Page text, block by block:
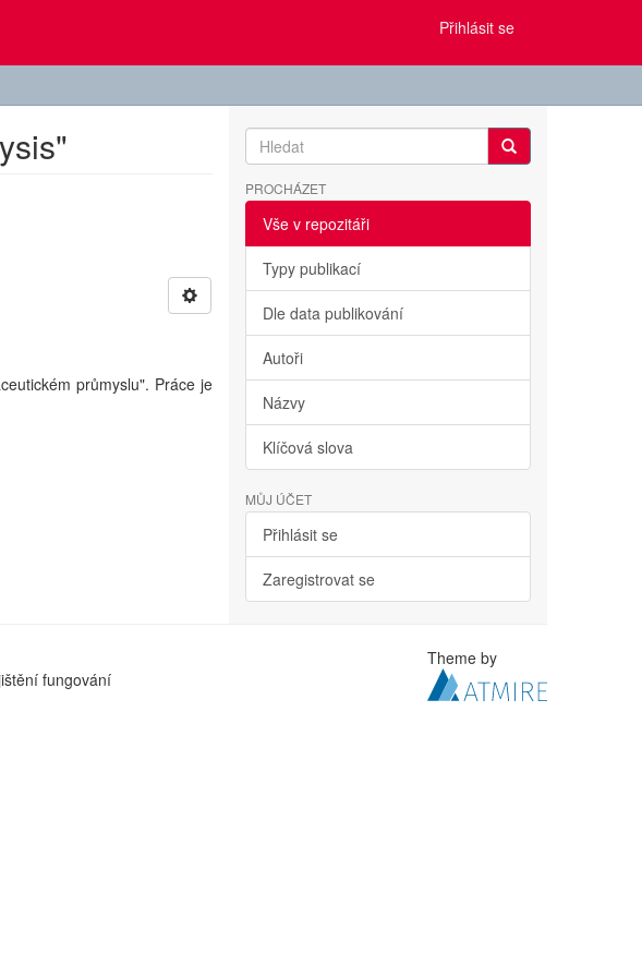
Přihlásit se
průmyslu". Práce je
PROCHÁZET
Vše v repozitáři
Typy publikací
Dle data publikování
Autoři
Názvy
Klíčová slova
MŮJ ÚČET
Přihlásit se
Zaregistrovat se
fungování
Theme by